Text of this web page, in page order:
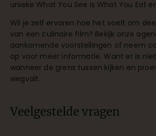
unieke What You See Is What You Eat
Wil je zelf ervaren hoe het voelt om
van een culinaire film? Bekijk onze
aankomende voorstellingen of neem
op voor meer informatie. Want er is
wanneer de grens tussen kijken en
wegvalt.
Veelgestelde vragen